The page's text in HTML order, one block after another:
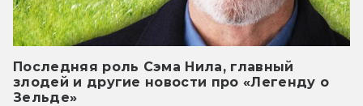
Последняя роль Сэма Нила, главный
злодей и другие новости про «Легенду о
Зельде»